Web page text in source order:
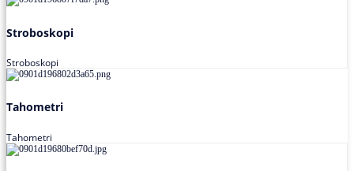
Stroboskopi
Stroboskopi
Tahometri
Tahometri